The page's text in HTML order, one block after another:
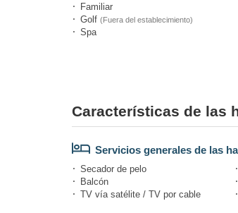
Familiar
Golf (Fuera del establecimiento)
Spa
Características de las
Servicios generales de las
Secador de pelo
Balcón
TV vía satélite / TV por cable